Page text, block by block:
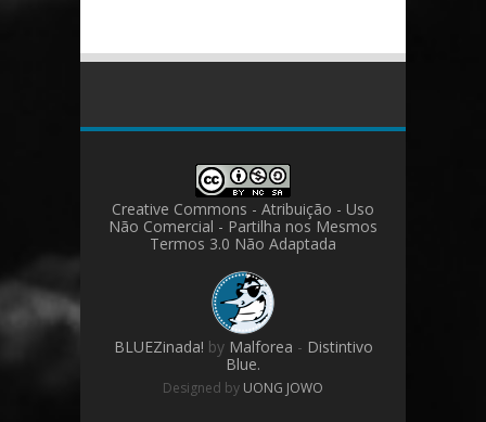
Creative Commons - Atribuição - Uso
Não Comercial - Partilha nos Mesmos
Termos 3.0 Não Adaptada
BLUEZinada! byMalforea - Distintivo
Blue.
Designed by UONG JOWO